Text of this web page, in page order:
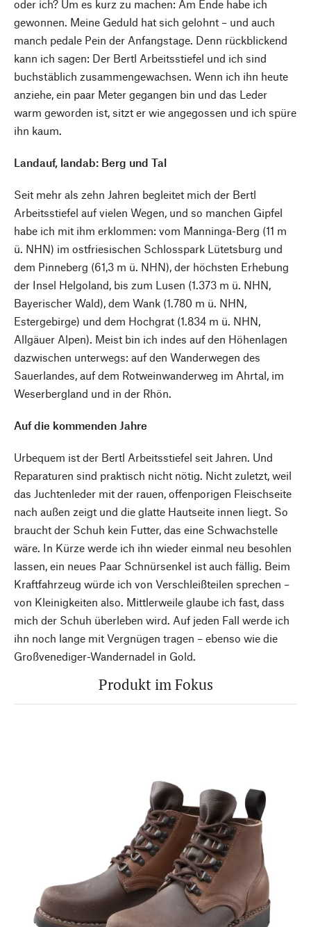
oder ich? Um es kurz zu machen: Am Ende habe ich
gewonnen. Meine Geduld hat sich gelohnt – und auch
manch pedale Pein der Anfangstage. Denn rückblickend
kann ich sagen: Der Bertl Arbeitsstiefel und ich sind
buchstäblich zusammengewachsen. Wenn ich ihn heute
anziehe, ein paar Meter gegangen bin und das Leder
warm geworden ist, sitzt er wie angegossen und ich spüre
ihn kaum.
Landauf, landab: Berg und Tal
Seit mehr als zehn Jahren begleitet mich der Bertl
Arbeitsstiefel auf vielen Wegen, und so manchen Gipfel
habe ich mit ihm erklommen: vom Manninga-Berg (11 m
ü. NHN) im ostfriesischen Schlosspark Lütetsburg und
dem Pinneberg (61,3 m ü. NHN), der höchsten Erhebung
der Insel Helgoland, bis zum Lusen (1.373 m ü. NHN,
Bayerischer Wald), dem Wank (1.780 m ü. NHN,
Estergebirge) und dem Hochgrat (1.834 m ü. NHN,
Allgäuer Alpen). Meist bin ich indes auf den Höhenlagen
dazwischen unterwegs: auf den Wanderwegen des
Sauerlandes, auf dem Rotweinwanderweg im Ahrtal, im
Weserbergland und in der Rhön.
Auf die kommenden Jahre
Urbequem ist der Bertl Arbeitsstiefel seit Jahren. Und
Reparaturen sind praktisch nicht nötig. Nicht zuletzt, weil
das Juchtenleder mit der rauen, offenporigen Fleischseite
nach außen zeigt und die glatte Hautseite innen liegt. So
braucht der Schuh kein Futter, das eine Schwachstelle
wäre. In Kürze werde ich ihn wieder einmal neu besohlen
lassen, ein neues Paar Schnürsenkel ist auch fällig. Beim
Kraftfahrzeug würde ich von Verschleißteilen sprechen –
von Kleinigkeiten also. Mittlerweile glaube ich fast, dass
mich der Schuh überleben wird. Auf jeden Fall werde ich
ihn noch lange mit Vergnügen tragen – ebenso wie die
Großvenediger-Wandernadel in Gold.
Produkt im Fokus